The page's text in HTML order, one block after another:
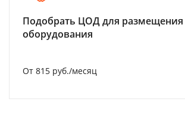
Подобрать ЦОД для
оборудования
От 815 руб./месяц